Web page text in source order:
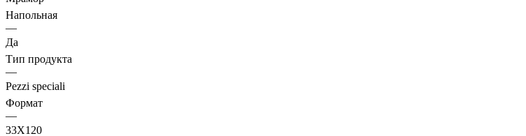
Напольная
—
Да
Тип продукта
—
Pezzi speciali
Формат
—
33X120